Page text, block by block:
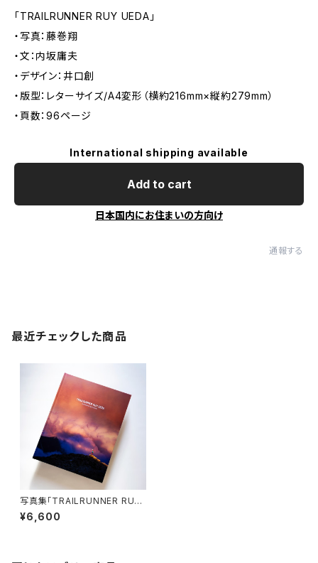
「TRAILRUNNER RUY UEDA」
・写真：藤巻翔
・文：内坂庸夫
・デザイン：井口創
・版型：レターサイズ/A4変形（横約216mm×縦約279mm）
・頁数：96ページ
International shipping available
Add to cart
日本国内にお住まいの方向け
通報する
最近チェックした商品
写真集「TRAILRUNNER RUY
UEDA」
¥6,600